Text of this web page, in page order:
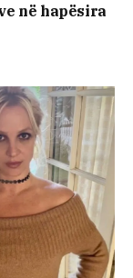
në hapësira